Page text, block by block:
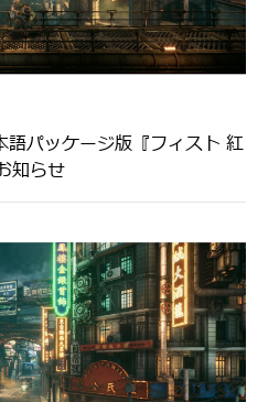
パッケージ版『フィスト 紅
知らせ